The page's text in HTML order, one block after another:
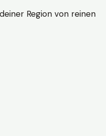
Region von reinen